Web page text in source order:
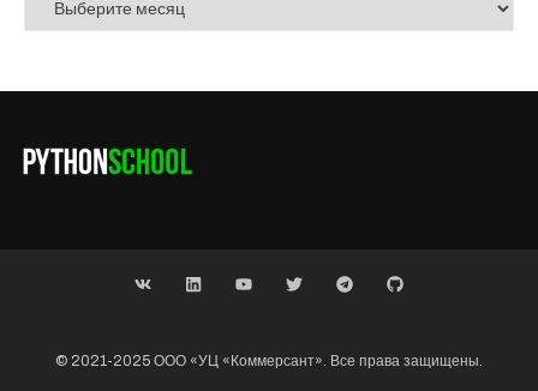
© 2021-2025 ООО «УЦ «Коммерсант». Все права защищены.